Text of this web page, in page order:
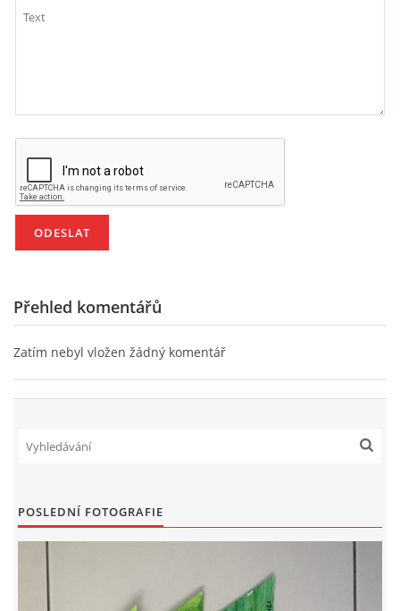
CHARAKTERISTIKA ROČNÍCH OBDOBÍ
PÍSNĚ K TÉMATU JARO
POHYBOVÉ AKTIVITY NA TÉMA LÉTO
Přehled komentářů
Zatím nebyl vložen žádný komentář
POSLEDNÍ FOTOGRAFIE